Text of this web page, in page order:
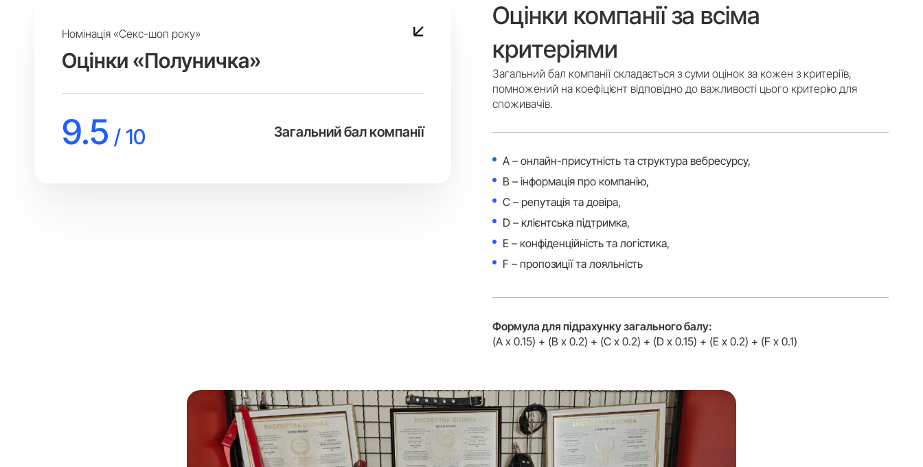
Оцінки компанії за всіма
критеріями
Загальний бал компанії складається з суми оцінок за кожен з критеріїв,
помножений на коефіцієнт відповідно до важливості цього критерію для
споживачів.
A – онлайн-присутність та структура вебресурсу,
B – інформація про компанію,
C – репутація та довіра,
D – клієнтська підтримка,
E – конфіденційність та логістика,
F – пропозиції та лояльність
Формула для підрахунку загального балу:
(A x 0.15) + (B x 0.2) + (C x 0.2) + (D x 0.15) + (E x 0.2) + (F x 0.1)
Номінація «Секс-шоп року»
Оцінки «Полуничка»
9.5 / 10 Загальний бал компанії